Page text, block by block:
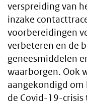
verspreiding van
inzake
voorbereidingen
verbeteren en de
geneesmiddelen
waarborgen. Ook
aangekondigd om
de Covid-19-